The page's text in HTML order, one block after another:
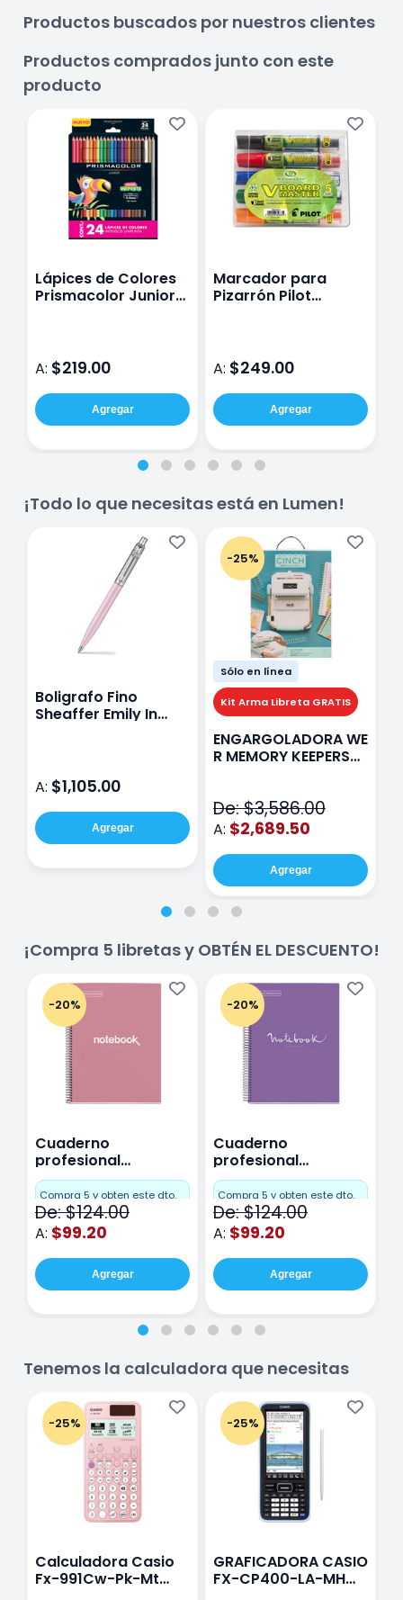
Productos buscados por nuestros clientes
Productos comprados junto con este
producto
Lápices de Colores
Prismacolor Junior
A: $219.00
Agregar
Marcador para
Pizarrón Pilot
A: $249.00
Agregar
¡Todo lo que necesitas está en Lumen!
Boligrafo Fino
Sheaffer Emily In
A: $1,105.00
Agregar
-25%
Sólo en línea
Kit Arma Libreta GRATIS
ENGARGOLADORA WE
R MEMORY KEEPERS
De: $3,586.00
A: $2,689.50
Agregar
¡Compra 5 libretas y OBTÉN EL DESCUENTO!
-20%
Cuaderno
profesional
Miquelrius Emotions
Cuadro Chico 80
hojas Rosa
Compra 5 y obten este dto.
De: $124.00
A: $99.20
Agregar
-20%
Cuaderno
profesional
Miquelrius Emotions
raya 80 hojas
Purpura
Compra 5 y obten este dto.
De: $124.00
A: $99.20
Agregar
Tenemos la calculadora que necesitas
-25%
Calculadora Casio
Fx-991Cw-Pk-Mt
-25%
GRAFICADORA CASIO
FX-CP400-LA-MH